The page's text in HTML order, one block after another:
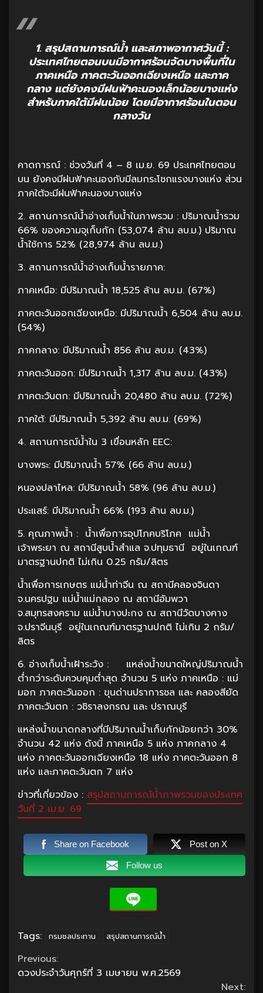
1. สรุปสถานการณ์น้ำ และสภาพอากาศวันนี้ :
ประเทศไทยตอนบนมีอากาศร้อนจัดบางพื้นที่ใน
ภาคเหนือ ภาคตะวันออกเฉียงเหนือ และภาค
กลาง แต่ยังคงมีฝนฟ้าคะนองเล็กน้อยบางแห่ง
สำหรับภาคใต้มีฝนน้อย โดยมีอากาศร้อนในตอน
กลางวัน
คาดการณ์ : ช่วงวันที่ 4 – 8 เม.ย. 69 ประเทศไทยตอน
บน ยังคงมีฝนฟ้าคะนองกับมีลมกระโชกแรงบางแห่ง ส่วน
ภาคใต้จะมีฝนฟ้าคะนองบางแห่ง
2. สถานการณ์น้ำอ่างเก็บน้ำในภาพรวม : ปริมาณน้ำรวม
66% ของความจุเก็บกัก (53,074 ล้าน ลบ.ม.) ปริมาณ
น้ำใช้การ 52% (28,974 ล้าน ลบ.ม.)
3. สถานการณ์น้ำอ่างเก็บน้ำรายภาค:
ภาคเหนือ: มีปริมาณน้ำ 18,525 ล้าน ลบ.ม. (67%)
ภาคตะวันออกเฉียงเหนือ: มีปริมาณน้ำ 6,504 ล้าน ลบ.ม.
(54%)
ภาคกลาง: มีปริมาณน้ำ 856 ล้าน ลบ.ม. (43%)
ภาคตะวันออก: มีปริมาณน้ำ 1,317 ล้าน ลบ.ม. (43%)
ภาคตะวันตก: มีปริมาณน้ำ 20,480 ล้าน ลบ.ม. (72%)
ภาคใต้: มีปริมาณน้ำ 5,392 ล้าน ลบ.ม. (69%)
4. สถานการณ์น้ำใน 3 เขื่อนหลัก EEC:
บางพระ: มีปริมาณน้ำ 57% (66 ล้าน ลบ.ม.)
หนองปลาไหล: มีปริมาณน้ำ 58% (96 ล้าน ลบ.ม.)
ประแสร์: มีปริมาณน้ำ 66% (193 ล้าน ลบ.ม.)
5. คุณภาพน้ำ : น้ำเพื่อการอุปโภคบริโภค แม่น้ำ
เจ้าพระยา ณ สถานีสูบน้ำสำแล จ.ปทุมธานี อยู่ในเกณฑ์
มาตรฐานปกติ ไม่เกิน 0.25 กรัม/ลิตร
น้ำเพื่อการเกษตร แม่น้ำท่าจีน ณ สถานีคลองจินดา
จ.นครปฐม แม่น้ำแม่กลอง ณ สถานีอัมพวา
จ.สมุทรสงคราม แม่น้ำบางปะกง ณ สถานีวัดบางคาง
จ.ปราจีนบุรี อยู่ในเกณฑ์มาตรฐานปกติ ไม่เกิน 2 กรัม/
ลิตร
6. อ่างเก็บน้ำเฝ้าระวัง : แหล่งน้ำขนาดใหญ่ปริมาณน้ำ
ต่ำกว่าระดับควบคุมต่ำสุด จำนวน 5 แห่ง ภาคเหนือ : แม่
มอก ภาคตะวันออก : ขุนด่านปราการชล และ คลองสียัด
ภาคตะวันตก : วชิราลงกรณ และ ปราณบุรี
แหล่งน้ำขนาดกลางที่มีปริมาณน้ำเก็บกักน้อยกว่า 30%
จำนวน 42 แห่ง ดังนี้ ภาคเหนือ 5 แห่ง ภาคกลาง 4
แห่ง ภาคตะวันออกเฉียงเหนือ 18 แห่ง ภาคตะวันออก 8
แห่ง และภาคตะวันตก 7 แห่ง
ข่าวที่เกี่ยวข้อง : สรุปสถานการณ์น้ำภาพรวมของประเทศ
วันที่ 2 เม.ย. 69
Share on Facebook Post on X
Follow us
Tags: กรมชลประทาน สรุปสถานการณ์น้ำ
Continue
Reading
Previous:
ดวงประจำวันศุกร์ที่ 3 เมษายน พ.ศ.2569
Next: